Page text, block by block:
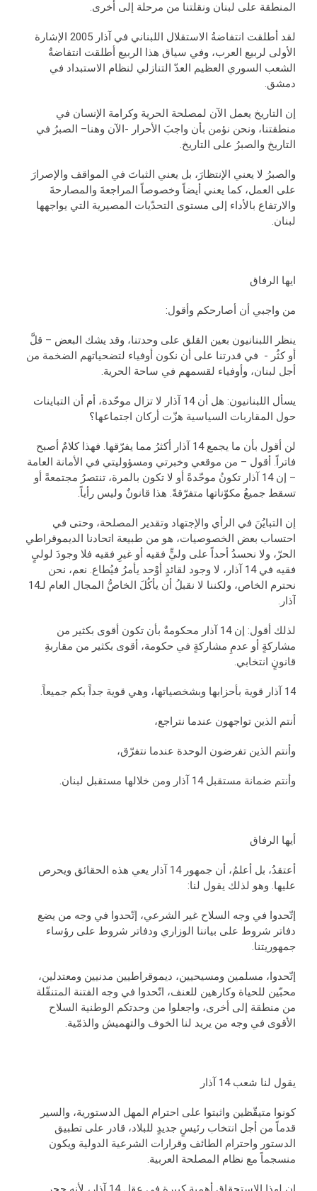
المنطقة على لبنان ونقلتنا من مرحلة إلى أخرى.
لقد أطلقت انتفاضةُ الاستقلال اللبناني في آذار 2005 الإشارة
الأولى لربيع العرب، وفي سياق هذا الربيع أطلقت انتفاضةٌ
الشعب السوري العظيم العدّ التنازلي لنظام الاستبداد في
دمشق.
إن التاريخ يعمل الآن لمصلحة الحرية وكرامة الإنسان في
منطقتنا، ونحن نؤمن بأن واجبَ الأحرار -الآن وهنا– الصبرُ في
التاريخ والصبرُ على التاريخ.
والصبرُ لا يعني الإنتظارَ، بل يعني الثباتَ في المواقف والإصرارَ
على العمل، كما يعني أيضاً وخصوصاً المراجعةَ والمصارحةَ
والارتفاع بالأداء إلى مستوى التحدّيات المصيرية التي يواجهها
لبنان.
ايها الرفاق
من واجبي أن أصارحكم وأقول:
ينظر اللبنانيون بعين القلق على وحدتنا، وقد يشك البعض – قلَّ
أو كثُر - في قدرتنا على أن نكون أوفياء لتضحياتهم الضخمة من
أجل لبنان، وأوفياء لقسمهم في ساحة الحرية.
يسأل اللبنانيون: هل أن 14 آذار لا تزال موحّدة، أم أن التباينات
حول المقاربات السياسية هزّت أركان اجتماعها؟
لن أقول بأن ما يجمع 14 آذار أكثرُ مما يفرّقها. فهذا كلامٌ أصبح
فاتراً. أقول – من موقعي وخبرتي ومسؤوليتي في الأمانة العامة
– إن 14 آذار تكونُ موحّدةً أو لا تكون بالمرة، تنتصرُ مجتمعةً أو
تسقط جميعُ مكوّناتها متفرّقةً. هذا قانونٌ وليس رأياً.
إن التبايُنَ في الرأي والإجتهاد وتقدير المصلحة، وحتى في
احتساب بعض الخصوصيات، هو من طبيعة اتحادنا الديموقراطي
الحرّ، ولا نحسدُ أحداً على وليٍّ فقيه أو غيرِ فقيه فلا وجودَ لوليٍ
فقيه في 14 آذار، لا وجود لقائدٍ أوْحد يأمرُ فيُطاع. نعم، نحن
نحترم الخاص، ولكننا لا نقبلُ أن يأكُلَ الخاصُّ المجال العام لـ14
آذار.
لذلك أقول: إن 14 آذار محكومةٌ بأن تكون أقوى بكثير من
مشاركةٍ أو عدمِ مشاركةٍ في حكومة، أقوى بكثير من مقاربةِ
قانونٍ انتخابي.
14 آذار قوية بأحزابها وبشخصياتها، وهي قوية جداً بكم جميعاً.
أنتم الذين تواجهون عندما نتراجع،
وأنتم الذين تفرضون الوحدة عندما نتفرّق،
وأنتم ضمانة مستقبل 14 آذار ومن خلالها مستقبل لبنان.
أيها الرفاق
أعتقدُ، بل أعلمُ، أن جمهور 14 آذار يعي هذه الحقائق ويحرص
عليها. وهو لذلك يقول لنا:
إتّحدوا في وجه السلاح غير الشرعي، إتّحدوا في وجه من يضع
دفاتر شروط على بياننا الوزاري ودفاتر شروط على رؤساء
جمهوريتنا.
إتّحدوا، مسلمين ومسيحيين، ديموقراطيين مدنيين ومعتدلين،
محبّين للحياة وكارهين للعنف، اتّحدوا في وجه الفتنة المتنقّلة
من منطقة إلى أخرى، واجعلوا من وحدتكم الوطنية السلاح
الأقوى في وجه من يريد لنا الخوف والتهميش والذمّية.
يقول لنا شعب 14 آذار
كونوا متيقّظين واثبتوا على احترام المهل الدستورية، والسير
قدماً من أجل انتخاب رئيسٍ جديدٍ للبلاد، قادر على تطبيق
الدستور واحترام الطائف وقرارات الشرعية الدولية ويكون
منسجماً مع نظام المصلحة العربية.